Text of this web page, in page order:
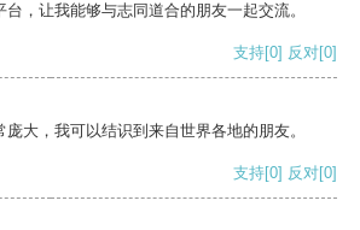
，让我能够与志同道合的朋友一起交流。
支持[0] 反对[0]
大，我可以结识到来自世界各地的朋友。
支持[0] 反对[0]